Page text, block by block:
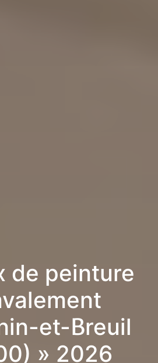
de peinture
et-Breuil
» 2026